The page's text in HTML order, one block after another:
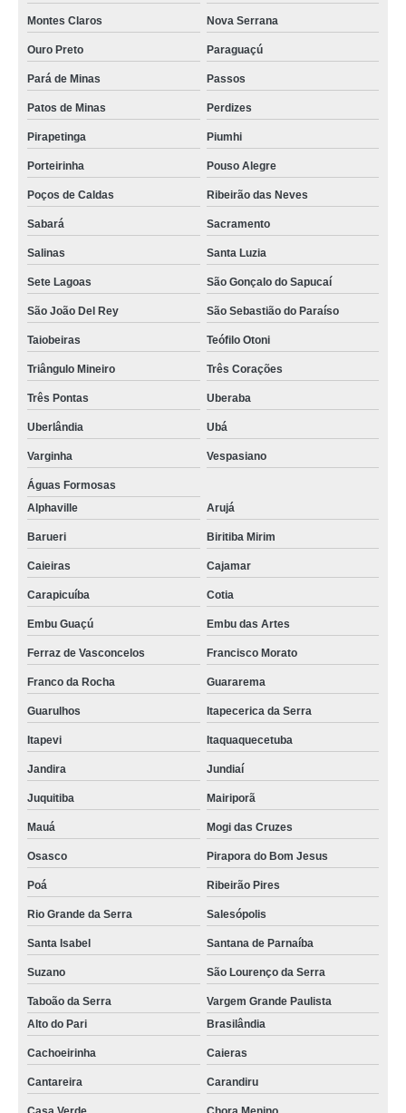
Montes Claros Nova Serrana
Ouro Preto Paraguaçú
Pará de Minas Passos
Patos de Minas Perdizes
Pirapetinga Piumhi
Porteirinha Pouso Alegre
Poços de Caldas Ribeirão das Neves
Sabará Sacramento
Salinas Santa Luzia
Sete Lagoas São Gonçalo do Sapucaí
São João Del Rey São Sebastião do Paraíso
Taiobeiras Teófilo Otoni
Triângulo Mineiro Três Corações
Três Pontas Uberaba
Uberlândia Ubá
Varginha Vespasiano
Águas Formosas
Alphaville
Arujá
Barueri Biritiba Mirim
Caieiras Cajamar
Carapicuíba Cotia
Embu Guaçú Embu das Artes
Ferraz de Vasconcelos Francisco Morato
Franco da Rocha Guararema
Guarulhos Itapecerica da Serra
Itapevi Itaquaquecetuba
Jandira Jundiaí
Juquitiba Mairiporã
Mauá Mogi das Cruzes
Osasco Pirapora do Bom Jesus
Poá Ribeirão Pires
Rio Grande da Serra Salesópolis
Santa Isabel Santana de Parnaíba
Suzano São Lourenço da Serra
Taboão da Serra
Vargem Grande Paulista
Alto do Pari
Brasilândia
Cachoeirinha Caieras
Cantareira Carandiru